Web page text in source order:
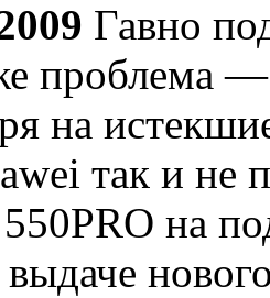
Гавно
проблема
на
так и не
на
выдаче